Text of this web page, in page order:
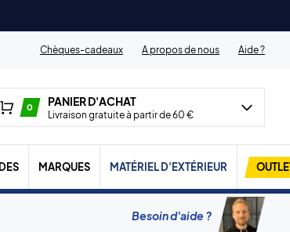
Chèques-cadeaux
A propos de nous Aide ?
0 PANIER D'ACHAT
Livraison gratuite à partir de 60 €
MARQUES MATÉRIEL D'EXTÉRIEUR
Besoin d'aide ?